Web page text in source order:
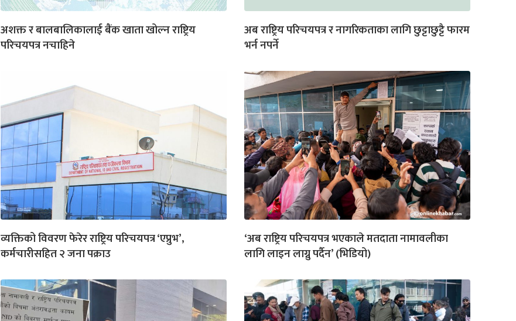
अशक्त र बालबालिकालाई बैंक खाता खोल्न राष्ट्रिय
परिचयपत्र नचाहिने
अब राष्ट्रिय परिचयपत्र र नागरिकताका लागि छुट्टाछुट्टै फारम
भर्न नपर्ने
व्यक्तिको विवरण फेरेर राष्ट्रिय परिचयपत्र ‘एप्रुभ’,
कर्मचारीसहित २ जना पक्राउ
‘अब राष्ट्रिय परिचयपत्र भएकाले मतदाता नामावलीका
लागि लाइन लाग्नु पर्दैन’ (भिडियो)